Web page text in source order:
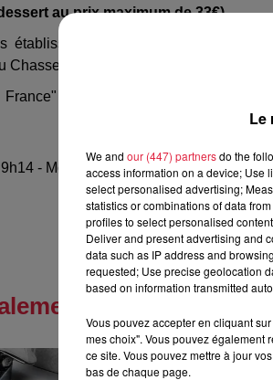
au prix maximum de 33€).
établissements alsaciens ont aussi
Chasseur à Birkenwald, Auberge Au
France" sera disponible à la vente le
- Modifié : 10 mai 2021 à 10h46
Le
We and our (447) partnersdo the
access information on a device; Use
select personalised advertising;
statistics or combinations of data
profiles to select personalised
Deliver and present advertising and
data such as IP address and
requested; Use precise geolocation
based on information transmitted
Vous pouvez accepter en cliquant
mes choix". Vous pouvez également
ce site. Vous pouvez mettre à jour
bas de chaque page.